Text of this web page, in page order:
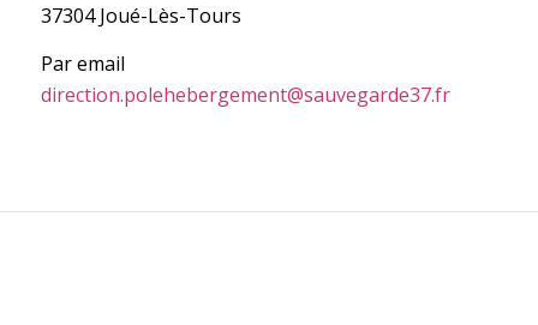
37304 Joué-Lès-Tours
Par email
direction.polehebergement@sauvegarde37.fr